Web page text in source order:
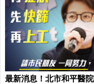
最新消息！北市和平醫